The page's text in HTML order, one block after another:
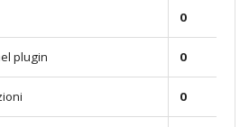
0
plugin 0
0